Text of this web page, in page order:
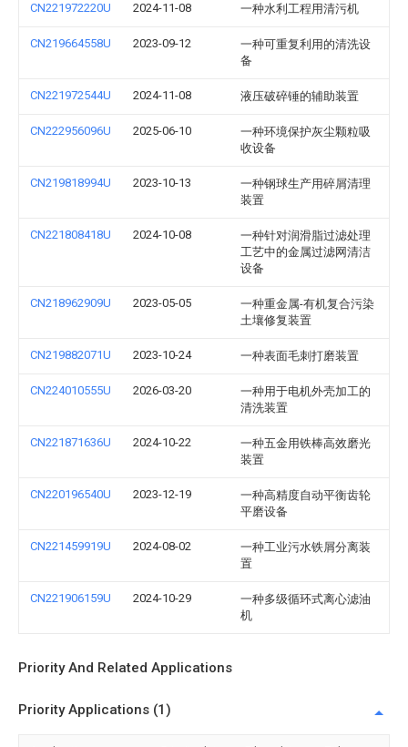
CN221972220U 2024-11-08 一种水利工程用清污机
CN219664558U 2023-09-12
一种可重复利用的清洗设
备
CN221972544U 2024-11-08 液压破碎锤的辅助装置
CN222956096U 2025-06-10
一种环境保护灰尘颗粒吸
收设备
CN219818994U 2023-10-13
一种钢球生产用碎屑清理
装置
CN221808418U 2024-10-08
一种针对润滑脂过滤处理
工艺中的金属过滤网清洁
设备
CN218962909U 2023-05-05
一种重金属-有机复合污染
土壤修复装置
CN219882071U 2023-10-24 一种表面毛刺打磨装置
CN224010555U 2026-03-20
一种用于电机外壳加工的
清洗装置
CN221871636U 2024-10-22
一种五金用铁棒高效磨光
装置
CN220196540U 2023-12-19
一种高精度自动平衡齿轮
平磨设备
CN221459919U 2024-08-02
一种工业污水铁屑分离装
置
CN221906159U 2024-10-29
一种多级循环式离心滤油
机
Priority And Related Applications
Priority Applications (1)